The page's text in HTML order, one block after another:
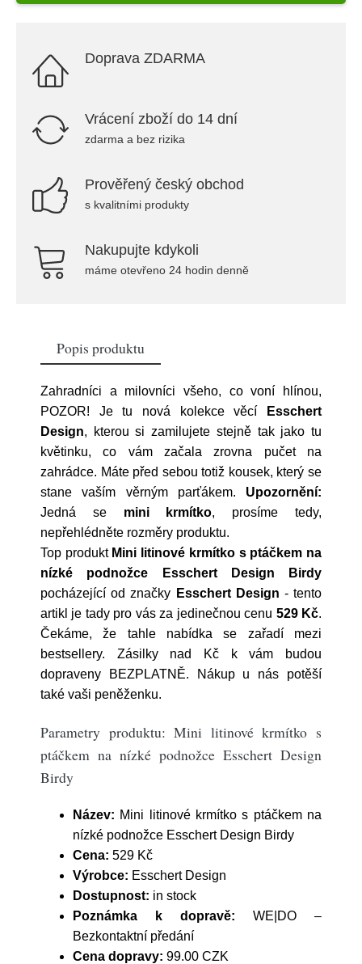
Doprava ZDARMA
Vrácení zboží do 14 dní
zdarma a bez rizika
Prověřený český obchod
s kvalitními produkty
Nakupujte kdykoli
máme otevřeno 24 hodin denně
Popis produktu
Zahradníci a milovníci všeho, co voní hlínou,
POZOR! Je tu nová kolekce věcí
Esschert
Design, kterou si zamilujete stejně tak jako tu
květinku, co vám začala zrovna pučet na
zahrádce. Máte před sebou totiž kousek, který se
stane vaším věrným parťákem. Upozornění:
Jedná se mini krmítko, prosíme tedy,
nepřehlédněte rozměry produktu.
Top produkt Mini litinové krmítko s ptáčkem na
nízké podnožce Esschert Design Birdy
pocházející od značky Esschert Design - tento
artikl je tady pro vás za jedinečnou cenu 529 Kč.
Čekáme, že tahle nabídka se zařadí mezi
bestsellery. Zásilky nad Kč k vám budou
dopraveny BEZPLATNĚ. Nákup u nás potěší
také vaši peněženku.
Parametry produktu: Mini litinové krmítko s
ptáčkem na nízké podnožce Esschert Design
Birdy
Název: Mini litinové krmítko s ptáčkem na
nízké podnožce Esschert Design Birdy
Cena: 529 Kč
Výrobce: Esschert Design
Dostupnost: in stock
Poznámka k dopravě: WE|DO –
Bezkontaktní předání
Cena dopravy: 99.00 CZK